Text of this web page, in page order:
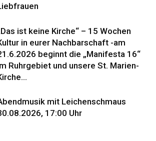
ist keine Kirche“ – 15 Wochen
in eurer Nachbarschaft -am
beginnt die „Manifesta 16“
Ruhrgebiet und unsere St. Marien-
mit Leichenschmaus
17:00 Uhr